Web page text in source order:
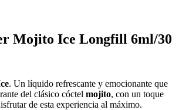
Mojito Ice Longfill 6ml/30
. Un líquido refrescante y emocionante que
del clásico cóctel mojito, con un toque
de esta experiencia al máximo.